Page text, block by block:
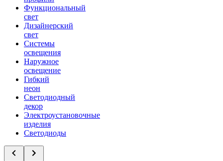
Функциональный
свет
Дизайнерский
свет
Системы
освещения
Наружное
освещение
Гибкий
неон
Светодиодный
декор
Электроустановочные
изделия
Светодиоды